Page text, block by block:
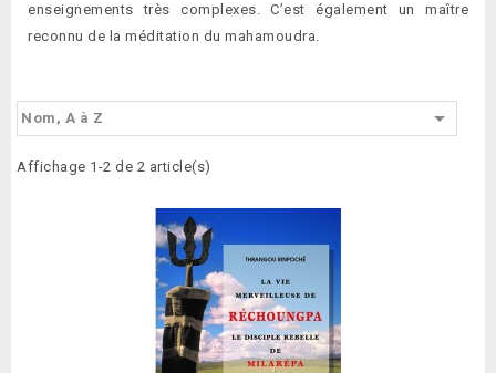
enseignements très complexes. C’est également un maître
reconnu de la méditation du mahamoudra.
Nom, A à Z 
Affichage 1-2 de 2 article(s)